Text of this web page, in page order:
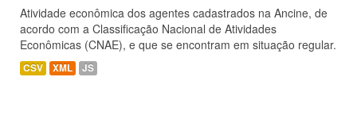
Atividade econômica dos agentes cadastrados na Ancine, de
acordo com a Classificação Nacional de Atividades
Econômicas (CNAE), e que se encontram em situação regular.
CSV XML JS